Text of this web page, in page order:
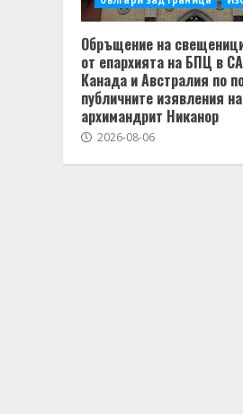
Обръщение на
от епархията на БПЦ в
Канада и Австралия по
публичните изявления на
архимандрит Никанор
2026-08-06